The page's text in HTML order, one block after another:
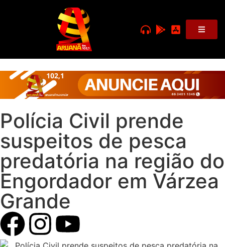
Polícia Civil prende
suspeitos de pesca
predatória na região do
Engordador em Várzea
Grande